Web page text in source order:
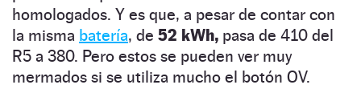
homologados. Y es que, a pesar de contar con
la misma batería, de 52 kWh, pasa de 410 del
R5 a 380. Pero estos se pueden ver muy
mermados si se utiliza mucho el botón OV.